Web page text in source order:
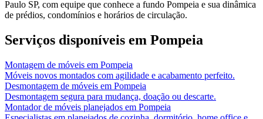
Paulo SP, com equipe que conhece a fundo Pompeia e sua dinâmica
de prédios, condomínios e horários de circulação.
Serviços disponíveis em Pompeia
Montagem de móveis em Pompeia
Móveis novos montados com agilidade e acabamento perfeito.
Desmontagem de móveis em Pompeia
Desmontagem segura para mudança, doação ou descarte.
Montador de móveis planejados em Pompeia